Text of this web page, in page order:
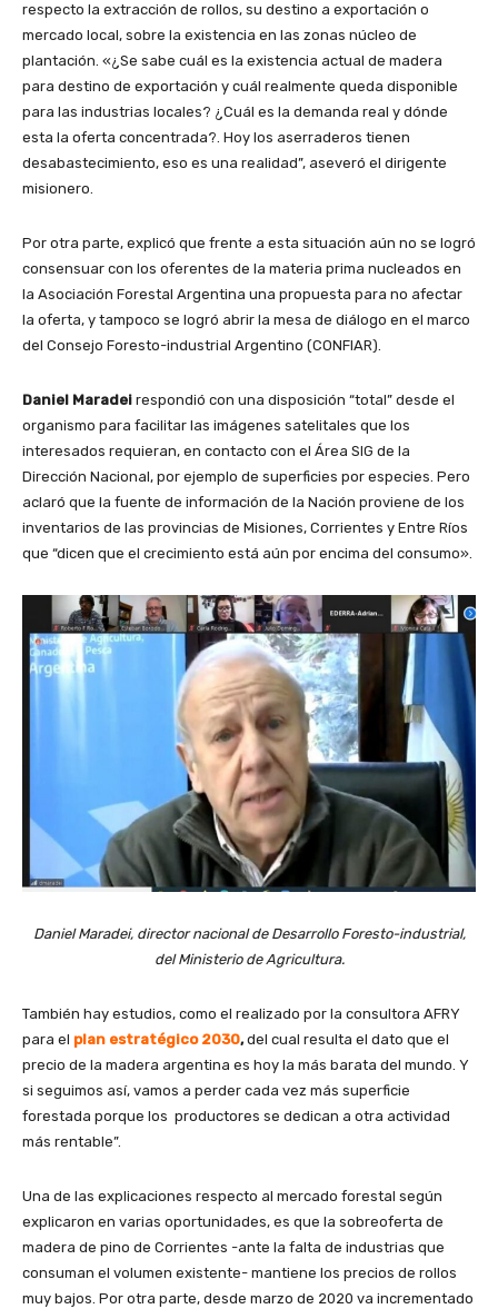
respecto la extracción de rollos, su destino a exportación o
mercado local, sobre la existencia en las zonas núcleo de
plantación. «¿Se sabe cuál es la existencia actual de madera
para destino de exportación y cuál realmente queda disponible
para las industrias locales? ¿Cuál es la demanda real y dónde
esta la oferta concentrada?. Hoy los aserraderos tienen
desabastecimiento, eso es una realidad”, aseveró el dirigente
misionero.
Por otra parte, explicó que frente a esta situación aún no se logró
consensuar con los oferentes de la materia prima nucleados en
la Asociación Forestal Argentina una propuesta para no afectar
la oferta, y tampoco se logró abrir la mesa de diálogo en el marco
del Consejo Foresto-industrial Argentino (CONFIAR).
Daniel Maradei respondió con una disposición “total” desde el
organismo para facilitar las imágenes satelitales que los
interesados requieran, en contacto con el Área SIG de la
Dirección Nacional, por ejemplo de superficies por especies. Pero
aclaró que la fuente de información de la Nación proviene de los
inventarios de las provincias de Misiones, Corrientes y Entre Ríos
que “dicen que el crecimiento está aún por encima del consumo».
Daniel Maradei, director nacional de Desarrollo Foresto-industrial,
del Ministerio de Agricultura.
También hay estudios, como el realizado por la consultora AFRY
para el plan estratégico 2030,del cual resulta el dato que el
precio de la madera argentina es hoy la más barata del mundo. Y
si seguimos así, vamos a perder cada vez más superficie
forestada porque los productores se dedican a otra actividad
más rentable”.
Una de las explicaciones respecto al mercado forestal según
explicaron en varias oportunidades, es que la sobreoferta de
madera de pino de Corrientes -ante la falta de industrias que
consuman el volumen existente- mantiene los precios de rollos
muy bajos. Por otra parte, desde marzo de 2020 va incrementado